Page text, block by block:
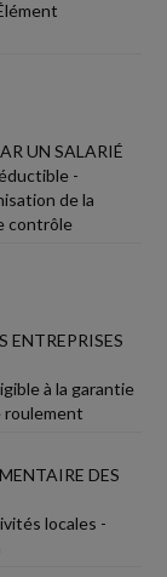
UN SALARIÉ
-
de la
contrôle
ENTREPRISES
à la garantie
roulement
DES
locales -